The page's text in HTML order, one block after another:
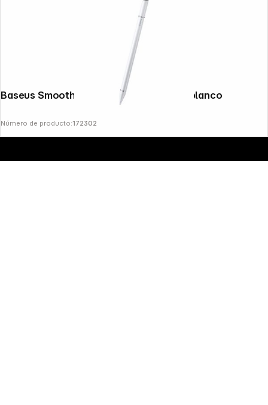
Baseus Smooth Writing III Passiv Stylus blanco
Número de producto:172302